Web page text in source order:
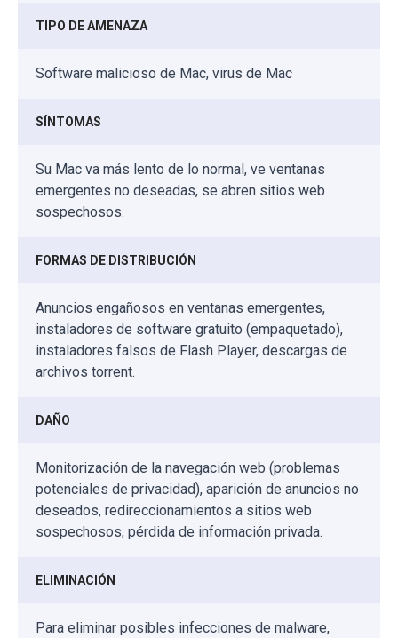
TIPO DE AMENAZA
Software malicioso de Mac, virus de Mac
SÍNTOMAS
Su Mac va más lento de lo normal, ve ventanas
emergentes no deseadas, se abren sitios web
sospechosos.
FORMAS DE DISTRIBUCIÓN
Anuncios engañosos en ventanas emergentes,
instaladores de software gratuito (empaquetado),
instaladores falsos de Flash Player, descargas de
archivos torrent.
DAÑO
Monitorización de la navegación web (problemas
potenciales de privacidad), aparición de anuncios no
deseados, redireccionamientos a sitios web
sospechosos, pérdida de información privada.
ELIMINACIÓN
Para eliminar posibles infecciones de malware,